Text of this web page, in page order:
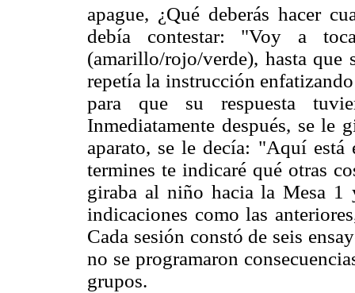
apague, ¿Qué deberás hacer
debía contestar: "Voy a
(amarillo/rojo/verde), hasta que
repetía la instrucción
para que su respuesta
Inmediatamente después, se le
aparato, se le decía: "Aquí
termines te indicaré qué otras
giraba al niño hacia la Mesa 1
indicaciones como las
Cada sesión constó de seis
no se programaron
grupos.